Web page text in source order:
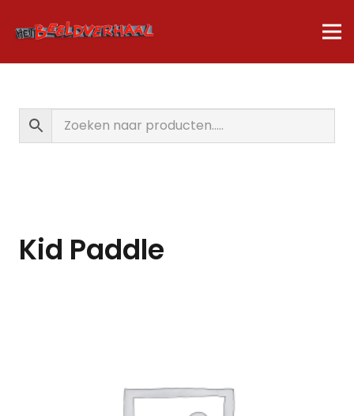
Kid Paddle